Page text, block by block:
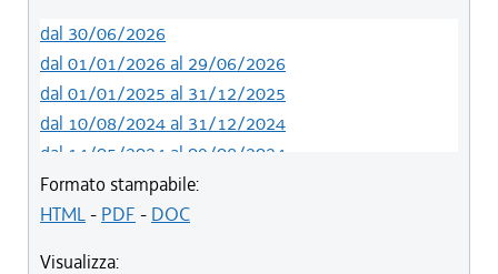
dal 30/06/2026
dal 01/01/2026 al 29/06/2026
dal 01/01/2025 al 31/12/2025
dal 10/08/2024 al 31/12/2024
dal 14/05/2024 al 09/08/2024
dal 01/01/2024 al 13/05/2024
dal 31/10/2023 al 31/12/2023
Formato stampabile:
HTML- PDF - DOC
Visualizza: